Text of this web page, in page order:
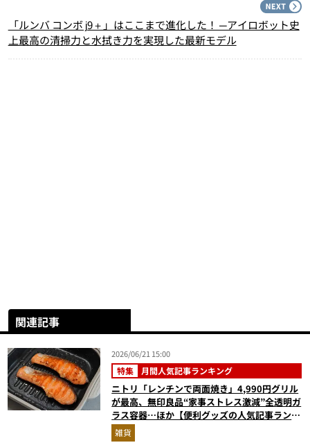
「ルンバ コンボ j9＋」はここまで進化した！ ─アイロボット史
上最高の清掃力と水拭き力を実現した最新モデル
関連記事
2026/06/21 15:00
特集 月間人気記事ランキング
ニトリ「レンチンで両面焼き」4,990円グリル
が最高、無印良品“家事ストレス激減”全透明ガ
ラス容器…ほか【便利グッズの人気記事ランキ
ングベスト3】（2026年5月版）
雑貨